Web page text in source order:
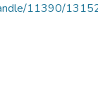
11390/